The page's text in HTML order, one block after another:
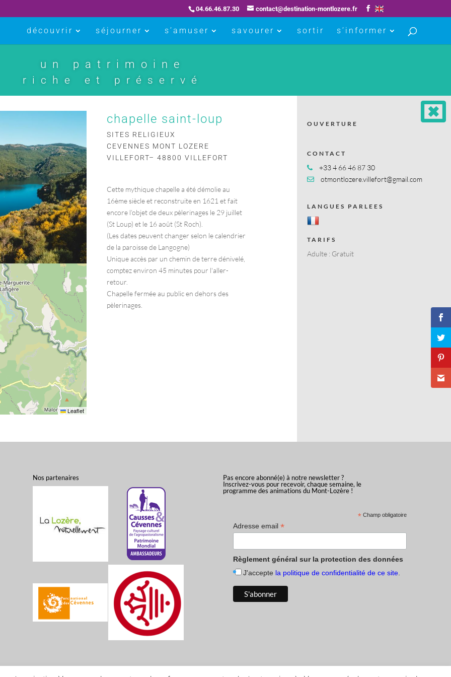
04.66.46.87.30 contact@destination-montlozere.fr
découvrir séjourner s’amuser savourer sortir s’informer
un patrimoine
riche et préservé
Leaflet
chapelle saint-loup
SITES RELIGIEUX
CEVENNES MONT LOZERE
VILLEFORT– 48800 VILLEFORT
Cette mythique chapelle a été démolie au
16ème siècle et reconstruite en 1621 et fait
encore l’objet de deux pèlerinages le 29 juillet
(St Loup) et le 16 août (St Roch).
(Les dates peuvent changer selon le calendrier
de la paroisse de Langogne)
Unique accès par un chemin de terre dénivelé,
comptez environ 45 minutes pour l'aller-
retour.
Chapelle fermée au public en dehors des
pèlerinages.
OUVERTURE
CONTACT
+33 4 66 46 87 30
otmontlozere.villefort@gmail.com
LANGUES PARLEES
TARIFS
Adulte : Gratuit
Nos partenaires
Pas encore abonné(e) à notre newsletter ?
Inscrivez-vous pour recevoir, chaque semaine, le
programme des animations du Mont-Lozère !
* Champ obligatoire
Adresse email *
Règlement général sur la protection des données
J'accepte la politique de confidentialité de ce site.